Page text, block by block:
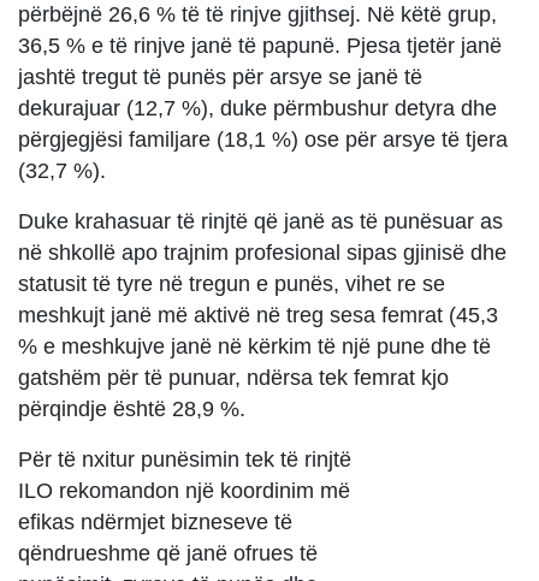
përbëjnë 26,6 % të të rinjve gjithsej. Në këtë grup,
36,5 % e të rinjve janë të papunë. Pjesa tjetër janë
jashtë tregut të punës për arsye se janë të
dekurajuar (12,7 %), duke përmbushur detyra dhe
përgjegjësi familjare (18,1 %) ose për arsye të tjera
(32,7 %).
Duke krahasuar të rinjtë që janë as të punësuar as
në shkollë apo trajnim profesional sipas gjinisë dhe
statusit të tyre në tregun e punës, vihet re se
meshkujt janë më aktivë në treg sesa femrat (45,3
% e meshkujve janë në kërkim të një pune dhe të
gatshëm për të punuar, ndërsa tek femrat kjo
përqindje është 28,9 %.
Për të nxitur punësimin tek të rinjtë
ILO rekomandon një koordinim më
efikas ndërmjet bizneseve të
qëndrueshme që janë ofrues të